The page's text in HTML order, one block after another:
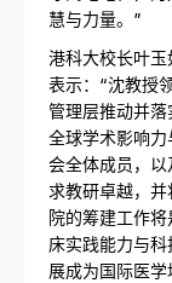
慧与力量。”
港科大校长叶
表示：“沈教授
管理层推动并
全球学术影响
会全体成员，
求教研卓越，
院的筹建工作
床实践能力与
展成为国际医